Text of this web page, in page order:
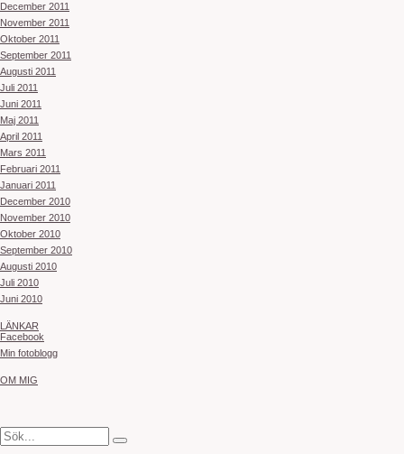
December 2011
November 2011
Oktober 2011
September 2011
Augusti 2011
Juli 2011
Juni 2011
Maj 2011
April 2011
Mars 2011
Februari 2011
Januari 2011
December 2010
November 2010
Oktober 2010
September 2010
Augusti 2010
Juli 2010
Juni 2010
LÄNKAR
Facebook
Min fotoblogg
OM MIG